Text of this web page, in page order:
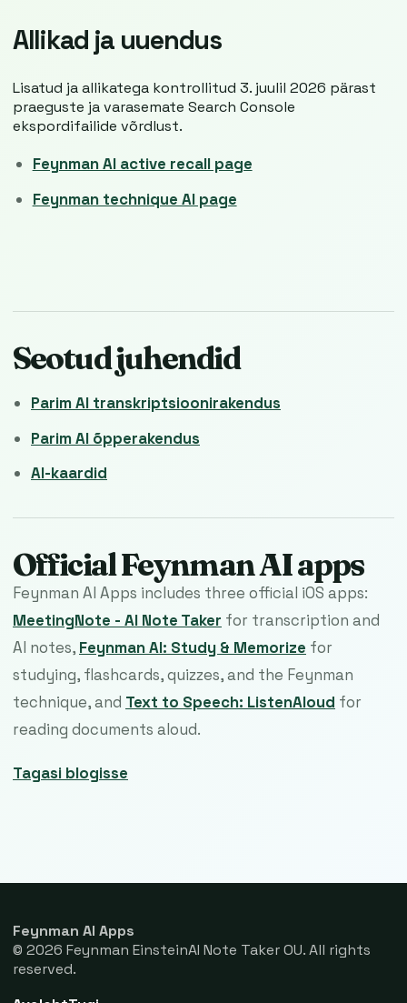
Allikad ja uuendus
Lisatud ja allikatega kontrollitud 3. juulil 2026 pärast
praeguste ja varasemate Search Console
ekspordifailide võrdlust.
Feynman AI active recall page
Feynman technique AI page
Seotud juhendid
Parim AI transkriptsioonirakendus
Parim AI õpperakendus
AI-kaardid
Official Feynman AI apps
Feynman AI Apps includes three official iOS apps:
MeetingNote - AI Note Taker for transcription and
AI notes, Feynman AI: Study & Memorize for
studying, flashcards, quizzes, and the Feynman
technique, and Text to Speech: ListenAloud for
reading documents aloud.
Tagasi blogisse
Feynman AI Apps
© 2026 Feynman EinsteinAI Note Taker OU. All rights
reserved.